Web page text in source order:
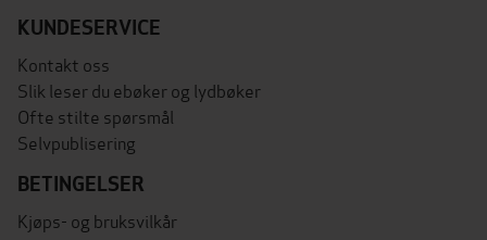
KUNDESERVICE
Kontakt oss
Slik leser du ebøker og lydbøker
Ofte stilte spørsmål
Selvpublisering
BETINGELSER
Kjøps- og bruksvilkår